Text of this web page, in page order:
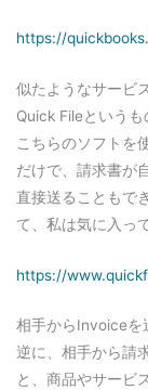
https://
似たようなサービ
Quick Fileという
こちらのソフトを
だけで、請求書が
直接送ることもで
て、私は気に入っ
https://
相手からInvoiceを
逆に、相手から請
と、商品やサービ